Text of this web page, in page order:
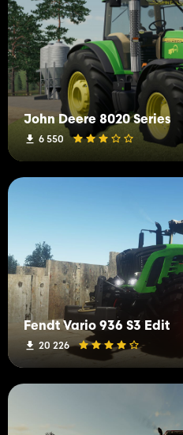
John Deere 8020 Series
6 550
Fendt Vario 936 S3 Edit
20 226